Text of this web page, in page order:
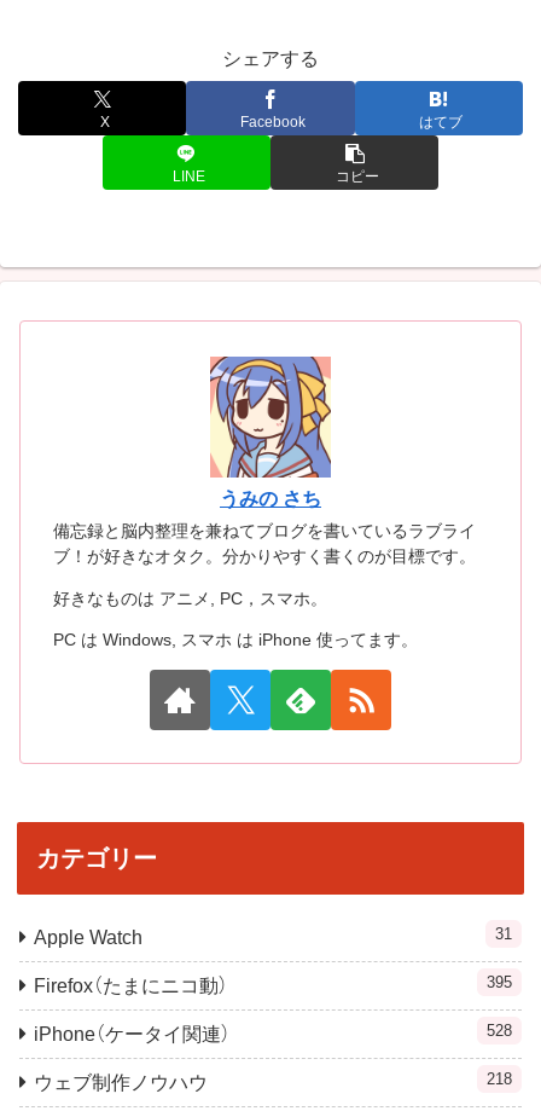
シェアする
X Facebook はてブ
LINE コピー
うみの さち
備忘録と脳内整理を兼ねてブログを書いているラブライ
ブ！が好きなオタク。分かりやすく書くのが目標です。
好きなものは アニメ, PC，スマホ。
PC は Windows, スマホ は iPhone 使ってます。
カテゴリー
Apple Watch 31
Firefox（たまにニコ動） 395
iPhone（ケータイ関連） 528
ウェブ制作ノウハウ 218